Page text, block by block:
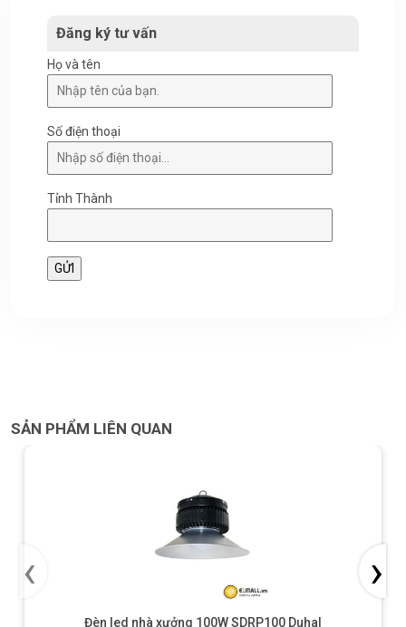
Đăng ký tư vấn
Họ và tên
Số điện thoại
Tỉnh Thành
SẢN PHẨM LIÊN QUAN
Đèn led nhà xưởng 100W SDRP100 Duhal
‹ ›